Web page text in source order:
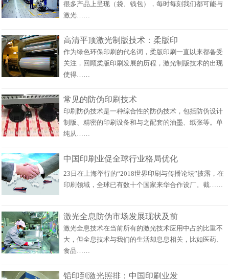
很多产品上呈现（袋、钱包），每时每刻我们都可能与
激光……
高清平顶激光制版技术：柔版印
作为绿色环保印刷的代名词，柔版印刷一直以来都备受
关注，回顾柔版印刷发展的历程，激光制版技术的出现
使得……
常见的防伪印刷技术
印刷防伪技术是一种综合性的防伪技术，包括防伪设计
制版、精密的印刷设备和与之配套的油墨、纸张等。单
纯从……
中国印刷业促全球行业格局优化
23日在上海举行的“2018世界印刷与传播论坛”披露，在
印刷领域，全球已有数十个国家来华合作设厂。截……
激光全息防伪市场发展现状及前
激光全息技术在当前所有的激光技术应用中占的比重不
大，但全息技术与我们的生活却息息相关，比如医药、
食品……
铅印到激光照排：中国印刷业发